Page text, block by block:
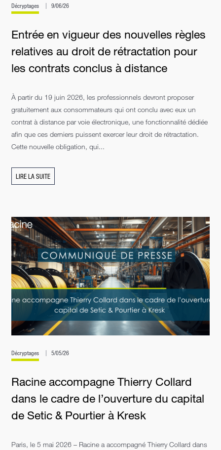
Décryptages 9/06/26
Entrée en vigueur des nouvelles règles
relatives au droit de rétractation pour
les contrats conclus à distance
À partir du 19 juin 2026, les professionnels devront proposer
gratuitement aux consommateurs qui ont conclu avec eux un
contrat à distance par voie électronique, une fonctionnalité dédiée
afin que ces derniers puissent exercer leur droit de rétractation.
Cette nouvelle obligation, qui...
LIRE LA SUITE
Décryptages 5/05/26
Racine accompagne Thierry Collard
dans le cadre de l’ouverture du capital
de Setic & Pourtier à Kresk
Paris, le 5 mai 2026 – Racine a accompagné Thierry Collard dans